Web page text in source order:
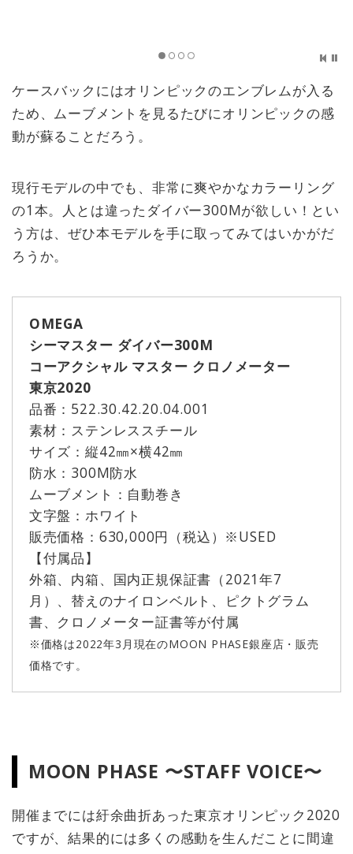
ケースバックにはオリンピックのエンブレムが入る
ため、ムーブメントを見るたびにオリンピックの感
動が蘇ることだろう。
現行モデルの中でも、非常に爽やかなカラーリング
の1本。人とは違ったダイバー300Mが欲しい！とい
う方は、ぜひ本モデルを手に取ってみてはいかがだ
ろうか。
OMEGA
シーマスター ダイバー300M
コーアクシャル マスター クロノメーター
東京2020
品番：522.30.42.20.04.001
素材：ステンレススチール
サイズ：縦42㎜×横42㎜
防水：300M防水
ムーブメント：自動巻き
文字盤：ホワイト
販売価格：630,000円（税込）※USED
【付属品】
外箱、内箱、国内正規保証書（2021年7
月）、替えのナイロンベルト、ピクトグラム
書、クロノメーター証書等が付属
※価格は2022年3月現在のMOON PHASE銀座店・販売
価格です。
MOON PHASE 〜STAFF VOICE〜
開催までには紆余曲折あった東京オリンピック2020
ですが、結果的には多くの感動を生んだことに間違